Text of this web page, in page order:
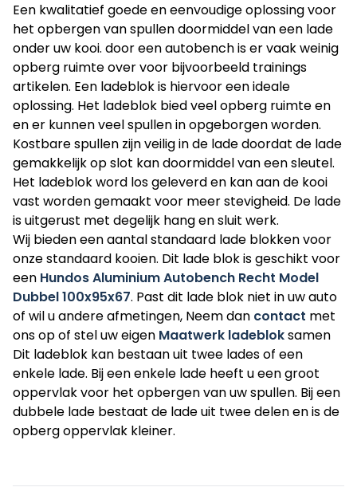
Een kwalitatief goede en eenvoudige oplossing voor
het opbergen van spullen doormiddel van een lade
onder uw kooi. door een autobench is er vaak weinig
opberg ruimte over voor bijvoorbeeld trainings
artikelen. Een ladeblok is hiervoor een ideale
oplossing. Het ladeblok bied veel opberg ruimte en
en er kunnen veel spullen in opgeborgen worden.
Kostbare spullen zijn veilig in de lade doordat de lade
gemakkelijk op slot kan doormiddel van een sleutel.
Het ladeblok word los geleverd en kan aan de kooi
vast worden gemaakt voor meer stevigheid. De lade
is uitgerust met degelijk hang en sluit werk.
Wij bieden een aantal standaard lade blokken voor
onze standaard kooien. Dit lade blok is geschikt voor
een Hundos Aluminium Autobench Recht Model
Dubbel 100x95x67. Past dit lade blok niet in uw auto
of wil u andere afmetingen, Neem dan contact met
ons op of stel uw eigen Maatwerk ladebloksamen
Dit ladeblok kan bestaan uit twee lades of een
enkele lade. Bij een enkele lade heeft u een groot
oppervlak voor het opbergen van uw spullen. Bij een
dubbele lade bestaat de lade uit twee delen en is de
opberg oppervlak kleiner.